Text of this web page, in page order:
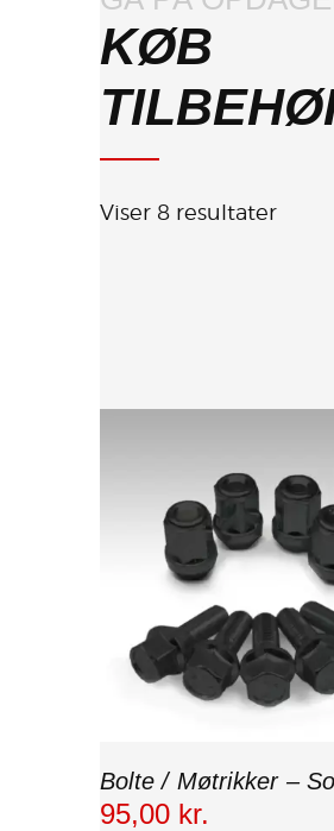
KØB
Viser 8 resultater
Bolte / Møtrikker –
95,00 kr.